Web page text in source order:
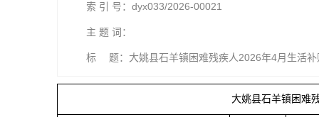
索 引 号：dyx033/2026-00021
主 题 词：
标 题：大姚县石羊镇困难残疾人2026年4月生活补
大姚县石羊镇困难